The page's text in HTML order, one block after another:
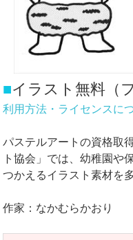
■イラスト無料（
利用方法・ライセンスに
パステルアートの資格取
ト協会」では、幼稚園や
つかえるイラスト素材を
作家：なかむらかおり